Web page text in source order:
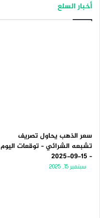
أخبار السلع
سعر الذهب يحاول تصريف
تشبعه الشرائي – توقعات اليوم
– 15-09-2025
سبتمبر 15, 2025